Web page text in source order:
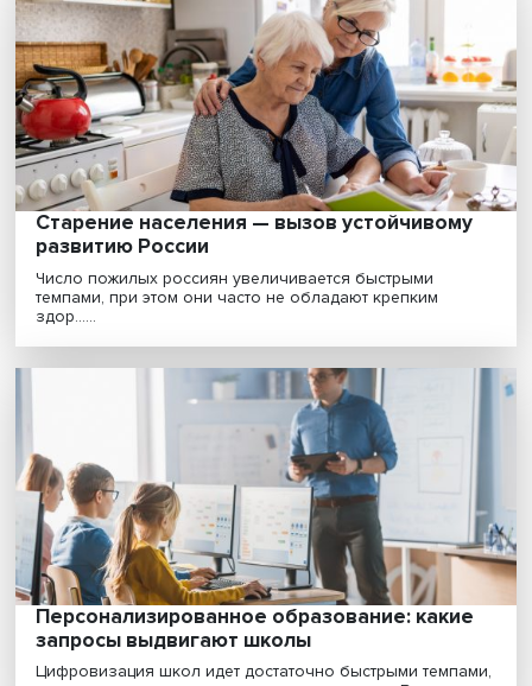
Климатический перелом: масштабы
для мировой экономики огромны
Как будет работать система торговли выбросами,
место в безуглеродном мире займет атомная эн......
«Не хуже, чем у соседа»:
потребление загоняет россиян в долги